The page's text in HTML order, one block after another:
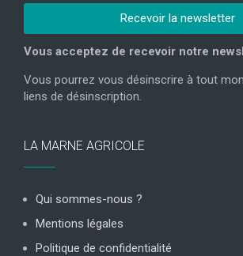
Vous acceptez de recevoir notre
Vous pourrez vous désinscrire à tout
liens de désinscription.
LA MARNE AGRICOLE
Qui sommes-nous ?
Mentions légales
Politique de confidentialité